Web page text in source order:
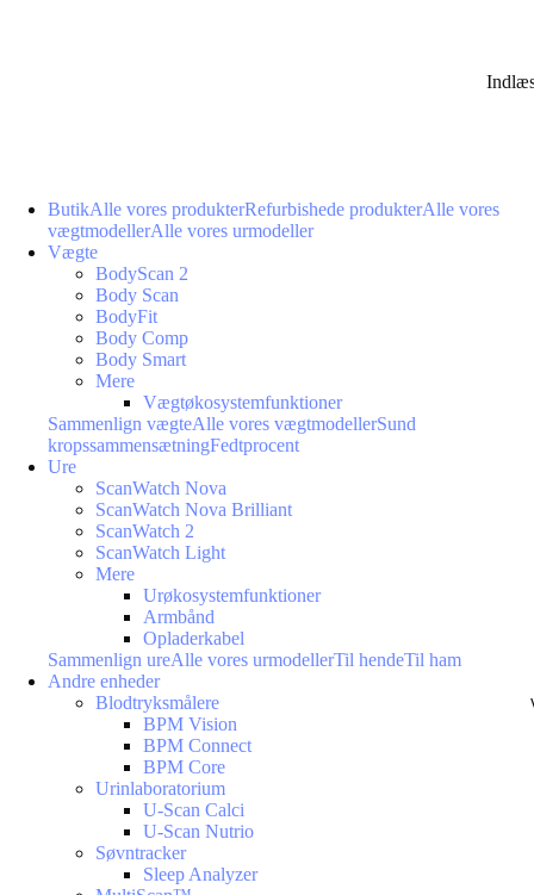
ButikAlle vores produkterRefurbishede produkterAlle vores
vægtmodellerAlle vores urmodeller
Vægte
BodyScan 2
Body Scan
BodyFit
Body Comp
Body Smart
Mere
Vægtøkosystemfunktioner
Sammenlign vægteAlle vores vægtmodellerSund
kropssammensætningFedtprocent
Ure
ScanWatch Nova
ScanWatch Nova Brilliant
ScanWatch 2
ScanWatch Light
Mere
Urøkosystemfunktioner
Armbånd
Opladerkabel
Sammenlign ureAlle vores urmodellerTil hendeTil ham
Andre enheder
Blodtryksmålere
BPM Vision
BPM Connect
BPM Core
Urinlaboratorium
U-Scan Calci
U-Scan Nutrio
Søvntracker
Sleep Analyzer